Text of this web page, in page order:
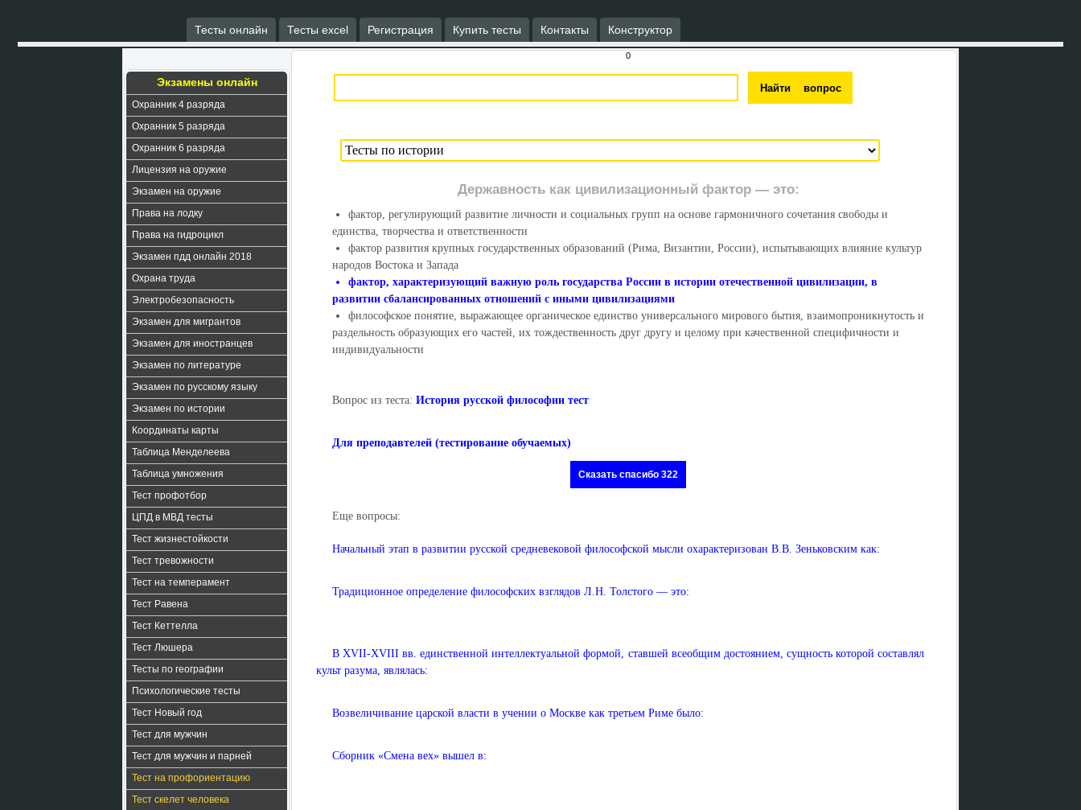
Тесты онлайн Тесты excel Регистрация Купить тесты Контакты Конструктор
Экзамены онлайн
Охранник 4 разряда
Охранник 5 разряда
Охранник 6 разряда
Лицензия на оружие
Экзамен на оружие
Права на лодку
Права на гидроцикл
Экзамен пдд онлайн 2018
Охрана труда
Электробезопасность
Экзамен для мигрантов
Экзамен для иностранцев
Экзамен по литературе
Экзамен по русскому языку
Экзамен по истории
Координаты карты
Таблица Менделеева
Таблица умножения
Тест профотбор
ЦПД в МВД тесты
Тест жизнестойкости
Тест тревожности
Тест на темперамент
Тест Равена
Тест Кеттелла
Тест Люшера
Тесты по географии
Психологические тесты
Тест Новый год
Тест для мужчин
Тест для мужчин и парней
Тест на профориентацию
Тест скелет человека
0
Державность как цивилизационный фактор — это:
фактор, регулирующий развитие личности и социальных групп на основе гармоничного сочетания свободы и
единства, творчества и ответственности
фактор развития крупных государственных образований (Рима, Византии, России), испытывающих влияние культур
народов Востока и Запада
фактор, характеризующий важную роль государства России в истории отечественной цивилизации, в
развитии сбалансированных отношений с иными цивилизациями
философское понятие, выражающее органическое единство универсального мирового бытия, взаимопроникнутость и
раздельность образующих его частей, их тождественность друг другу и целому при качественной специфичности и
индивидуальности
Вопрос из теста: История русской философии тест
Для преподавтелей (тестирование обучаемых)
Сказать спасибо 322
Еще вопросы:
Начальный этап в развитии русской средневековой философской мысли охарактеризован В.В. Зеньковским как:
Традиционное определение философских взглядов Л.Н. Толстого — это:
В XVII-XVIII вв. единственной интеллектуальной формой, ставшей всеобщим достоянием, сущность которой составлял
культ разума, являлась:
Возвеличивание царской власти в учении о Москве как третьем Риме было:
Сборник «Смена вех» вышел в: